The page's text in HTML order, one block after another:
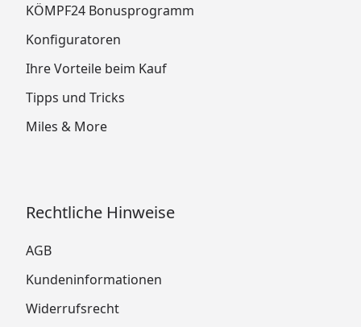
KÖMPF24 Bonusprogramm
Konfiguratoren
Ihre Vorteile beim Kauf
Tipps und Tricks
Miles & More
Rechtliche Hinweise
AGB
Kundeninformationen
Widerrufsrecht